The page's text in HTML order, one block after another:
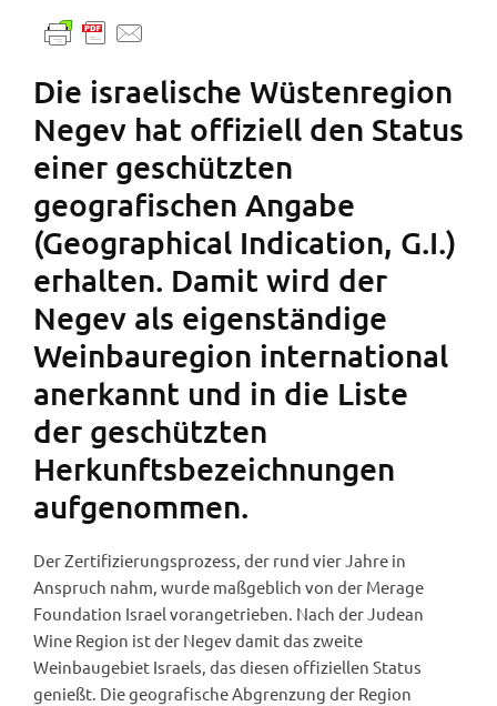
Die israelische Wüstenregion
Negev hat offiziell den Status
einer geschützten
geografischen Angabe
(Geographical Indication, G.I.)
erhalten. Damit wird der
Negev als eigenständige
Weinbauregion international
anerkannt und in die Liste
der geschützten
Herkunftsbezeichnungen
aufgenommen.
Der Zertifizierungsprozess, der rund vier Jahre in
Anspruch nahm, wurde maßgeblich von der Merage
Foundation Israel vorangetrieben. Nach der Judean
Wine Region ist der Negev damit das zweite
Weinbaugebiet Israels, das diesen offiziellen Status
genießt. Die geografische Abgrenzung der Region